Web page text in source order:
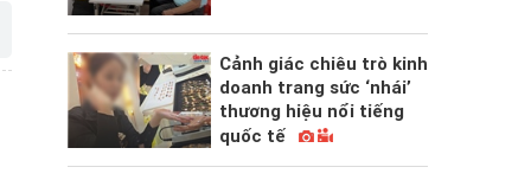
Cảnh giác chiêu trò kinh
doanh trang sức ‘nhái’
thương hiệu nổi tiếng
quốc tế